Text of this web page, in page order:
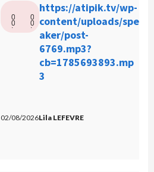
u
0
0
:
0
0
:
https://atipik.tv/wp-
content/uploads/spe
aker/post-
6769.mp3?
cb=1785693893.mp
3
02/08/2026Lila LEFEVRE